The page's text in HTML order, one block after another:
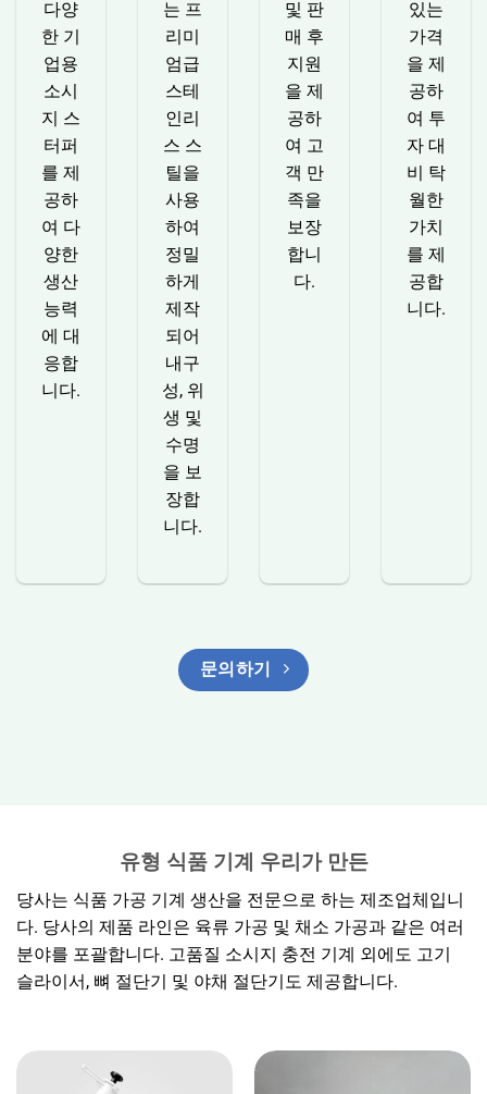
다양
한 기
업용
소시
지 스
터퍼
를 제
공하
여 다
양한
생산
능력
에 대
응합
니다.
는 프
리미
엄급
스테
인리
스 스
틸을
사용
하여
정밀
하게
제작
되어
내구
성, 위
생 및
수명
을 보
장합
니다.
및 판
매 후
지원
을 제
공하
여 고
객 만
족을
보장
합니
다.
있는
가격
을 제
공하
여 투
자 대
비 탁
월한
가치
를 제
공합
니다.
문의하기
유형 식품 기계 우리가 만든
당사는 식품 가공 기계 생산을 전문으로 하는 제조업체입니
다. 당사의 제품 라인은 육류 가공 및 채소 가공과 같은 여러
분야를 포괄합니다. 고품질 소시지 충전 기계 외에도 고기
슬라이서, 뼈 절단기 및 야채 절단기도 제공합니다.